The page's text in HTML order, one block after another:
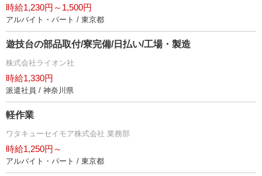
時給1,230円～1,500円
アルバイト・パート / 東京都
遊技台の部品取付/寮完備/日払い/工場・製造
株式会社ライオン社
時給1,330円
派遣社員 / 神奈川県
軽作業
ワタキューセイモア株式会社 業務部
時給1,250円～
アルバイト・パート / 東京都